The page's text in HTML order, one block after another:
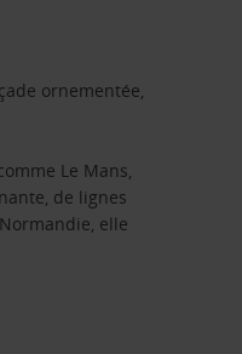
ornementée,
Le Mans,
de lignes
elle